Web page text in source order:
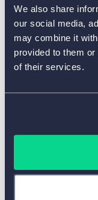
We also share
our social media,
may combine it
provided to them
of their services.
2
Erfassen
Monat,
Die
Ihrem
die